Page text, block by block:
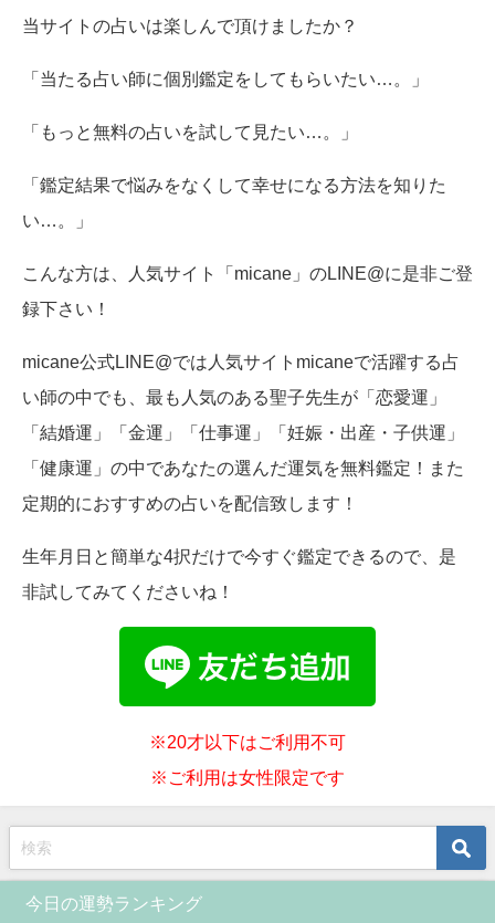
当サイトの占いは楽しんで頂けましたか？
「当たる占い師に個別鑑定をしてもらいたい…。」
「もっと無料の占いを試して見たい…。」
「鑑定結果で悩みをなくして幸せになる方法を知りた
い…。」
こんな方は、人気サイト「micane」のLINE@に是非ご登
録下さい！
micane公式LINE@では人気サイトmicaneで活躍する占
い師の中でも、最も人気のある聖子先生が「恋愛運」
「結婚運」「金運」「仕事運」「妊娠・出産・子供運」
「健康運」の中であなたの選んだ運気を無料鑑定！また
定期的におすすめの占いを配信致します！
生年月日と簡単な4択だけで今すぐ鑑定できるので、是
非試してみてくださいね！
※20才以下はご利用不可
※ご利用は女性限定です
今日の運勢ランキング